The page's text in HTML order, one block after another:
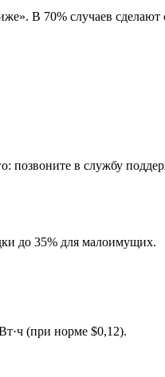
В 70% случаев сделают
позвоните в службу
до 35% для малоимущих.
(при норме $0,12).